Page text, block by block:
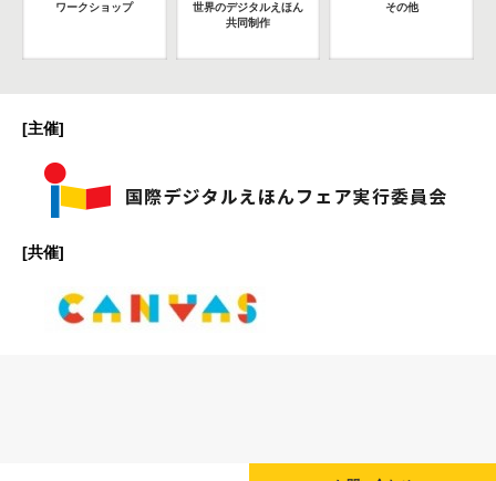
ワークショップ
世界のデジタルえほん
共同制作
その他
[主催]
[共催]